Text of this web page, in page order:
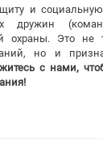
и
дружин
охраны. Это не
но и
с нами,